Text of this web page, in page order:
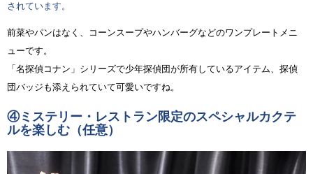
されています。
前菜やパンはなく、コーンスープやハンバーグなどのワンプレートメニ
ューです。
「名探偵コナン」シリーズで少年探偵団が所有しているアイテム、探偵
団バッジも添えられていて可愛いですね。
④ミステリー・レストラン限定のスペシャルカクテ
ルを楽しむ（任意）